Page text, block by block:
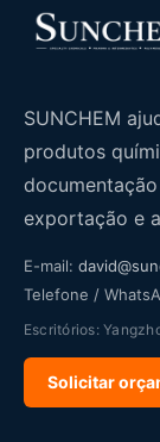
SUNCHEM
produtos
exportação e
E-mail:
Telefone /
Escritórios:
Solicitar